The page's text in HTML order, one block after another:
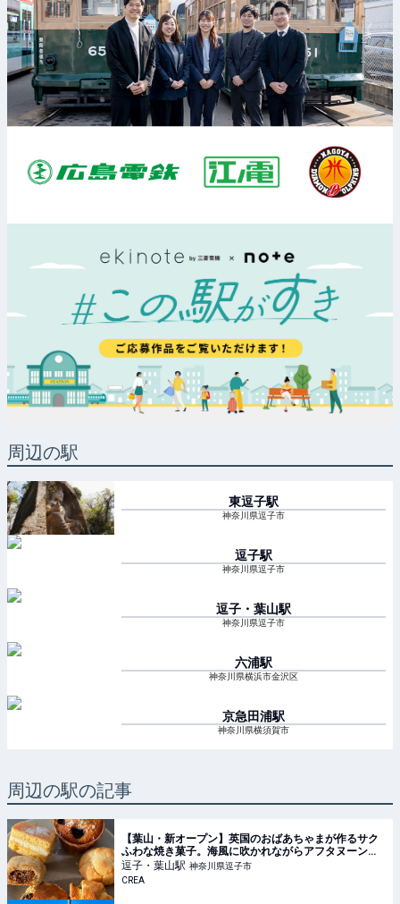
周辺の駅
東逗子駅
神奈川県逗子市
逗子駅
神奈川県逗子市
逗子・葉山駅
神奈川県逗子市
六浦駅
神奈川県横浜市金沢区
京急田浦駅
神奈川県横須賀市
周辺の駅の記事
【葉山・新オープン】英国のおばあちゃまが作るサク
ふわな焼き菓子。海風に吹かれながらアフタヌーンテ
ィー気分に浸る
逗子・葉山駅 神奈川県逗子市
CREA